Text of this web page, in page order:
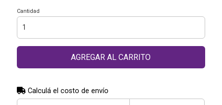
Cantidad
AGREGAR AL CARRITO
Calculá el costo de envío